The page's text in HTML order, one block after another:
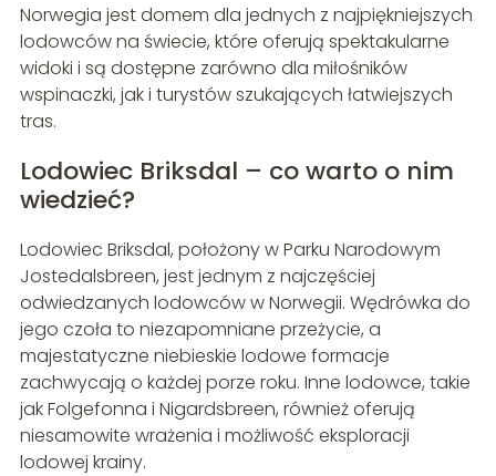
Norwegia jest domem dla jednych z najpiękniejszych
lodowców na świecie, które oferują spektakularne
widoki i są dostępne zarówno dla miłośników
wspinaczki, jak i turystów szukających łatwiejszych
tras.
Lodowiec Briksdal – co warto o nim
wiedzieć?
Lodowiec Briksdal, położony w Parku Narodowym
Jostedalsbreen, jest jednym z najczęściej
odwiedzanych lodowców w Norwegii. Wędrówka do
jego czoła to niezapomniane przeżycie, a
majestatyczne niebieskie lodowe formacje
zachwycają o każdej porze roku. Inne lodowce, takie
jak Folgefonna i Nigardsbreen, również oferują
niesamowite wrażenia i możliwość eksploracji
lodowej krainy.